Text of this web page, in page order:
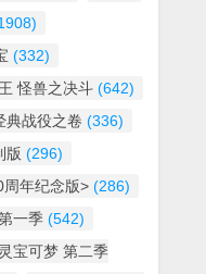
(332)
怪兽之决斗 (642)
典战役之卷 (336)
版 (296)
年纪念版> (286)
一季 (542)
宝可梦 第二季